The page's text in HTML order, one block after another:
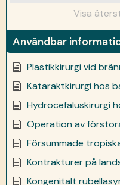
Visa
Användbar
Plastikkirurgi vid
Kataraktkirurgi hos
Hydrocefaluskirurgi
Operation av
Försummade
Kontrakturer på
Kongenitalt